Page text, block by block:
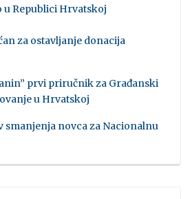
u Republici Hrvatskoj
za ostavljanje donacija
prvi priručnik za Građanski
u Hrvatskoj
smanjenja novca za Nacionalnu